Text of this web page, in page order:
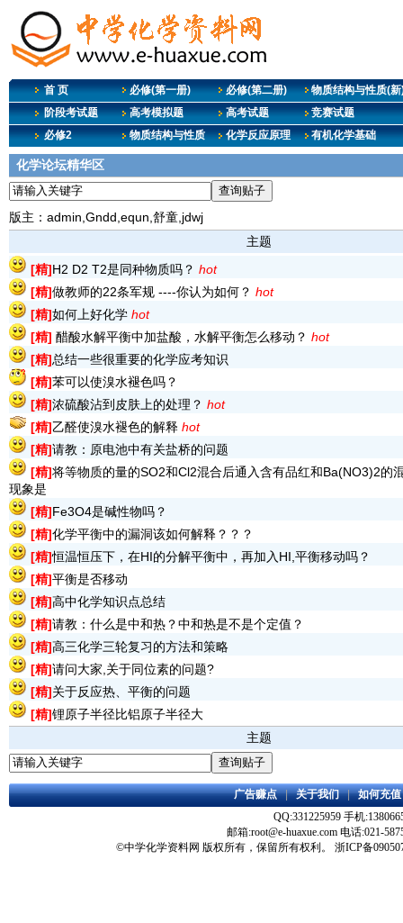
首 页 必修(第一册) 必修(第二册)
物质结构与性质(新
阶段考试题
高考模拟题 高考试题
竞赛试题
必修2
物质结构与性质 化学反应原理 有机化学基础
化学论坛精华区
版主：admin,Gndd,equn,舒童,jdwj
主题
[精]H2 D2 T2是同种物质吗？ hot
[精]做教师的22条军规 ----你认为如何？ hot
[精]如何上好化学 hot
[精] 醋酸水解平衡中加盐酸，水解平衡怎么移动？ hot
[精]总结一些很重要的化学应考知识
[精]苯可以使溴水褪色吗？
[精]浓硫酸沾到皮肤上的处理？ hot
[精]乙醛使溴水褪色的解释 hot
[精]请教：原电池中有关盐桥的问题
[精]将等物质的量的SO2和Cl2混合后通入含有品红和Ba(NO3)2的
现象是
[精]Fe3O4是碱性物吗？
[精]化学平衡中的漏洞该如何解释？？？
[精]恒温恒压下，在HI的分解平衡中，再加入HI,平衡移动吗？
[精]平衡是否移动
[精]高中化学知识点总结
[精]请教：什么是中和热？中和热是不是个定值？
[精]高三化学三轮复习的方法和策略
[精]请问大家,关于同位素的问题?
[精]关于反应热、平衡的问题
[精]锂原子半径比铝原子半径大
主题
广告赚点|关于我们|如何充值
QQ:331225959 手机
邮箱:root@e-huaxue.com 电话:021-
©中学化学资料网 版权所有，保留所有权利。 浙ICP备